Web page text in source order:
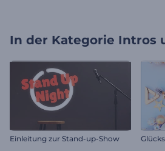
In der Kategorie Intros
Einleitung zur Stand-up-Show